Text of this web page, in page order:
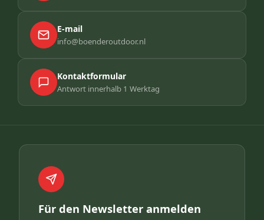
E-mail
info@boenderoutdoor.nl
Kontaktformular
Antwort innerhalb 1 Werktag
Für den Newsletter anmelden